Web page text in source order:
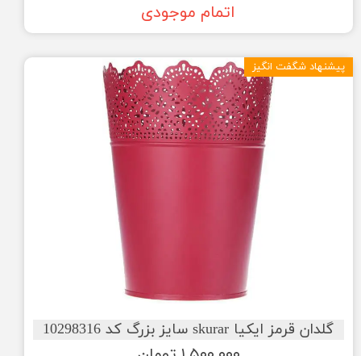
اتمام موجودی
گلدان قرمز ایکیا skurar سایز بزرگ کد 10298316
پیشنهاد شگفت انگیز